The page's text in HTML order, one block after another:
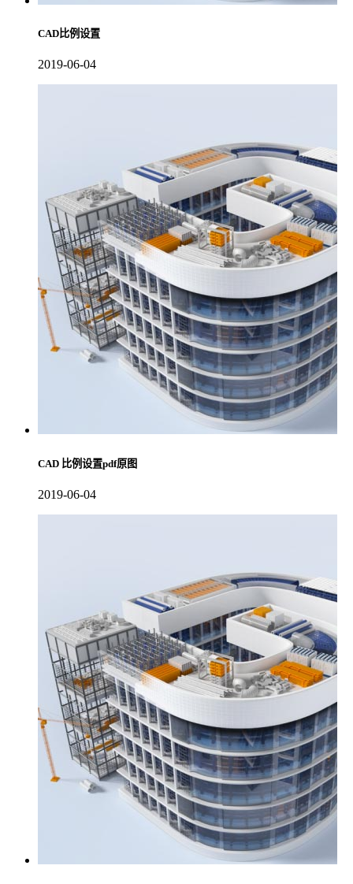
CAD比例设置
2019-06-04
CAD 比例设置pdf原图
2019-06-04